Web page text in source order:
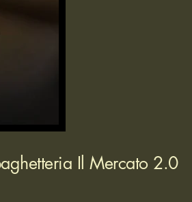
Il Mercato 2.0